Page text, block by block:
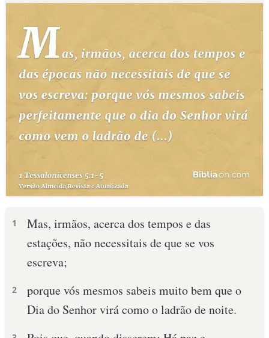
1
Mas, irmãos, acerca dos tempos e das
estações, não necessitais de que se vos
escreva;
2
porque vós mesmos sabeis muito bem que o
Dia do Senhor virá como o ladrão de noite.